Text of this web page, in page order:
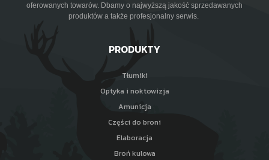
oferowanych towarów. Dbamy o najwyższą jakość sprzedawanych
produktów a także profesjonalny serwis.
PRODUKTY
Tłumiki
Optyka i noktowizja
Amunicja
Części do broni
Elaboracja
Broń kulowa